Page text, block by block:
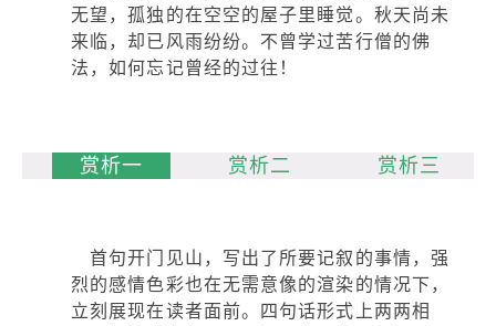
无望，孤独的在空空的屋子里睡觉。秋天尚未
来临，却已风雨纷纷。不曾学过苦行僧的佛
法，如何忘记曾经的过往！
赏析一 赏析二 赏析三
首句开门见山，写出了所要记叙的事情，强
烈的感情色彩也在无需意像的渲染的情况下，
立刻展现在读者面前。四句话形式上两两相